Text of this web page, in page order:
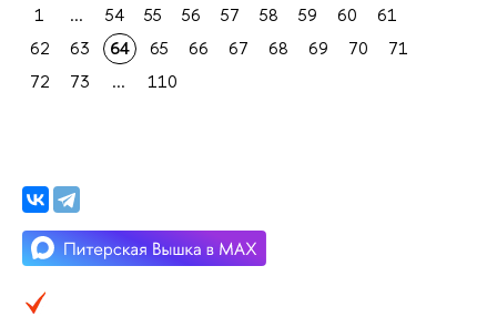
1 ... 54 55 56 57 58 59 60
61
62
63 64 65 66 67 68 69 70
71
72
73 ... 110